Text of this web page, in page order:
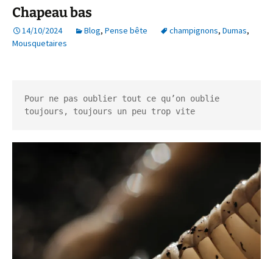
Chapeau bas
14/10/2024 Blog, Pense bête champignons, Dumas,
Mousquetaires
Pour ne pas oublier tout ce qu’on oublie
toujours, toujours un peu trop vite